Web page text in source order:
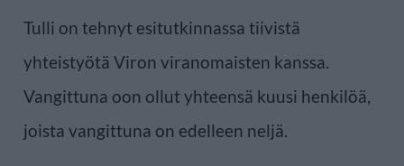
Tulli on tehnyt esitutkinnassa tiivistä
yhteistyötä Viron viranomaisten kanssa.
Vangittuna oon ollut yhteensä kuusi henkilöä,
joista vangittuna on edelleen neljä.